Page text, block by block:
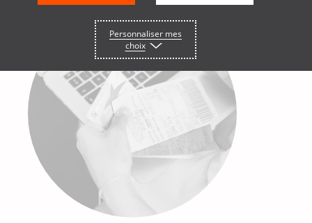
Personnaliser mes
choix